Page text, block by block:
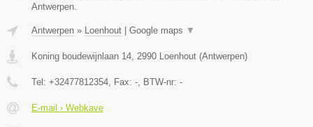
Antwerpen.
Antwerpen » Loenhout Google maps ▼
Koning boudewijnlaan 14 2990 Loenhout (Antwerpen)
Tel: +32477812354 , Fax: - , BTW-nr: -
E-mail › Webkave